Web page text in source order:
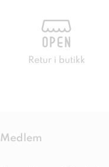
Retur i butikk
Medlem